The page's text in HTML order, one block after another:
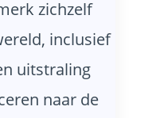
zichzelf
inclusief
uitstraling
naar de